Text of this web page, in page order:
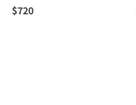
丁丁獨家超值送到家
$720